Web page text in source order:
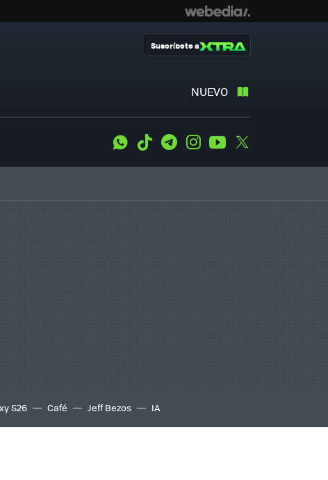
NUEVO
Suscríbete a
WhatsApp
Tiktok TelegramInstagramYoutube
S26 Café Jeff Bezos IA